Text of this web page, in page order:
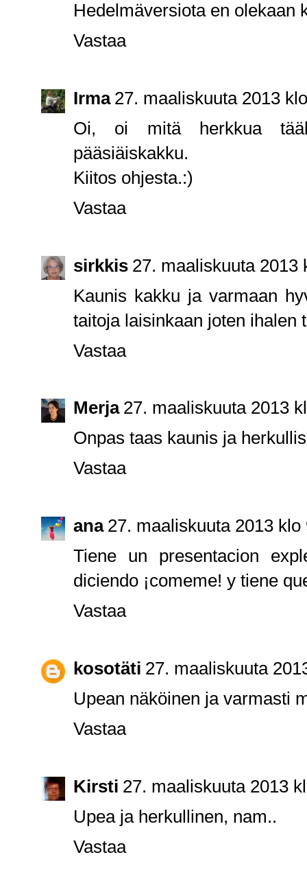
Hedelmäversiota en olekaan
Vastaa
Irma 27. maaliskuuta 2013
Oi, oi mitä herkkua
pääsiäiskakku.
Kiitos ohjesta.:)
Vastaa
sirkkis 27. maaliskuuta 2013
Kaunis kakku ja varmaan
taitoja laisinkaan joten ihalen
Vastaa
Merja 27. maaliskuuta 2013
Onpas taas kaunis ja
Vastaa
ana 27. maaliskuuta 2013 klo
Tiene un presentacion
diciendo ¡comeme! y tiene
Vastaa
kosotäti 27. maaliskuuta
Upean näköinen ja varmasti
Vastaa
Kirsti 27. maaliskuuta 2013
Upea ja herkullinen, nam..
Vastaa